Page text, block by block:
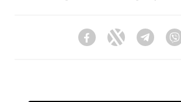
FacebookTwitter